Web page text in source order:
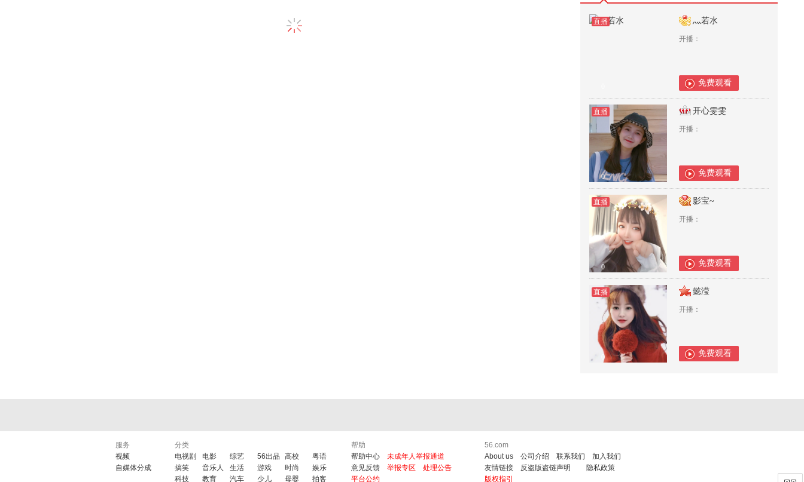
直播 灬若水
开播：
免费观看
直播
0
开心雯雯
开播：
免费观看
直播
0
影宝~
开播：
免费观看
直播
0
懿滢
开播：
免费观看
服务
视频
自媒体分成
分类
电视剧
电影 综艺 56出品 高校
粤语
搞笑
音乐人 生活 游戏 时尚
娱乐
科技
教育 汽车 少儿 母婴 拍客
帮助
帮助中心
未成年人举报通道
意见反馈
举报专区
处理公告
平台公约
56.com
About us
公司介绍 联系我们
加入我们
友情链接
反盗版盗链声明
隐私政策
版权指引